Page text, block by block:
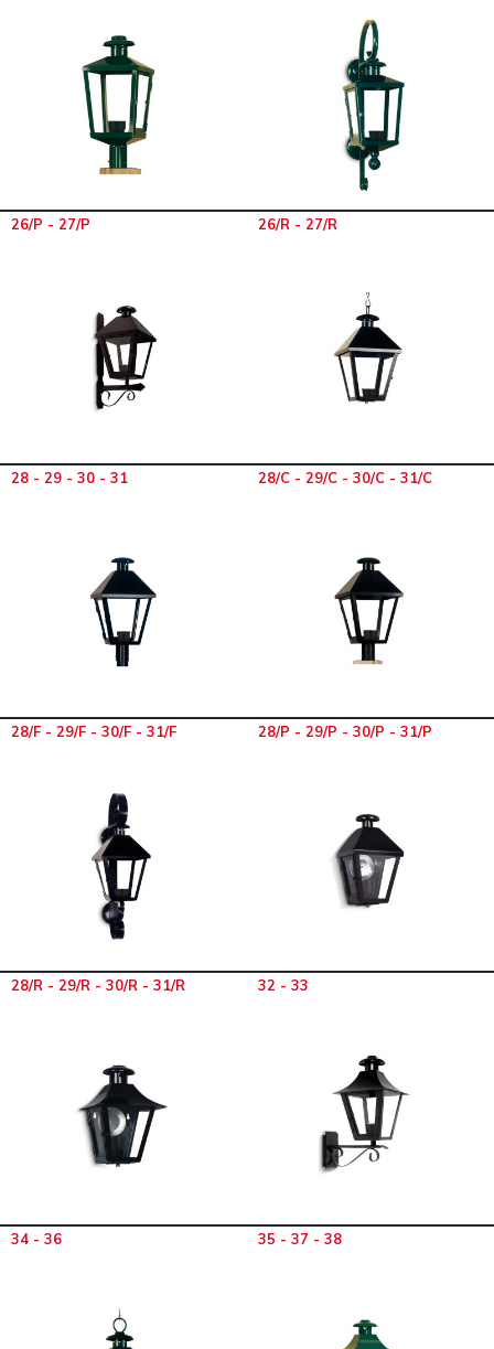
26/P - 27/P 26/R - 27/R
28 - 29 - 30 - 31 28/C - 29/C - 30/C - 31/C
28/F - 29/F - 30/F - 31/F 28/P - 29/P - 30/P - 31/P
28/R - 29/R - 30/R - 31/R 32 - 33
34 - 36 35 - 37 - 38